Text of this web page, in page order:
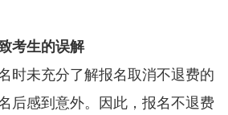
考生的误解
时未充分了解报名取消不退费的
后感到意外。因此，报名不退费